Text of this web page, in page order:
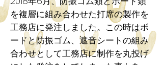
を複層に組み合わせた打席の製作を
工務店に発注しました。この時はボ
ードと防振ゴム、遮音シートの組み
合わせとして工務店に制作を丸投げ